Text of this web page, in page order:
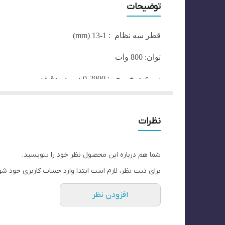
توضیحات
قطر سه نظام : 1-13 (mm)
توان: 800 وات
سرعت خروجی: 2900-0 دور در دقیقه
ولتاژ :110-220
سیستم تنظیم سرعت : مجهز به دیمر
نظرات
شما هم درباره این محصول نظر خود را بنویسید.
برای ثبت نظر، لازم است ابتدا وارد حساب کاربری خود
افزودن نظر